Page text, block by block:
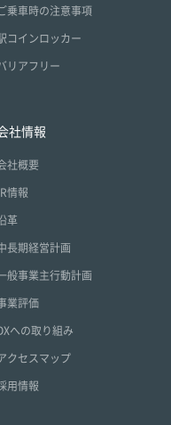
乗車時の注意事項
コインロッカー
リアフリー
社情報
社概要
情報
革
長期経営計画
般事業主行動計画
業評価
への取り組み
クセスマップ
用情報